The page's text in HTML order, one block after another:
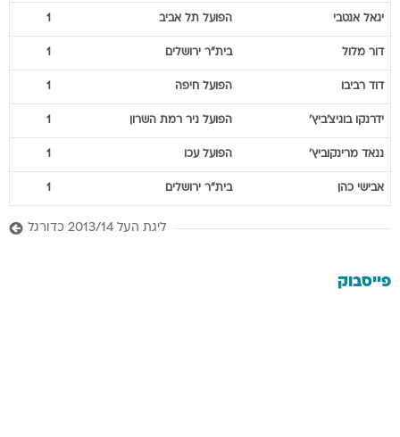
יגאל אנטבי הפועל תל אביב 1
דור מלול בית"ר ירושלים 1
דוד רביבו הפועל חיפה 1
ידרנקו בוגיצ'ביץ' הפועל ניר רמת השרון 1
ננאד מרינקוביץ' הפועל עכו 1
אבישי כהן בית"ר ירושלים 1
ליגת העל 2013/14 כדורגל
פייסבוק